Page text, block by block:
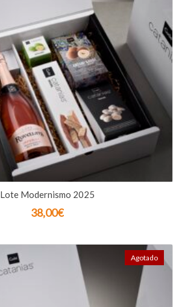
Lote Modernismo 2025
38,00€
Agotado